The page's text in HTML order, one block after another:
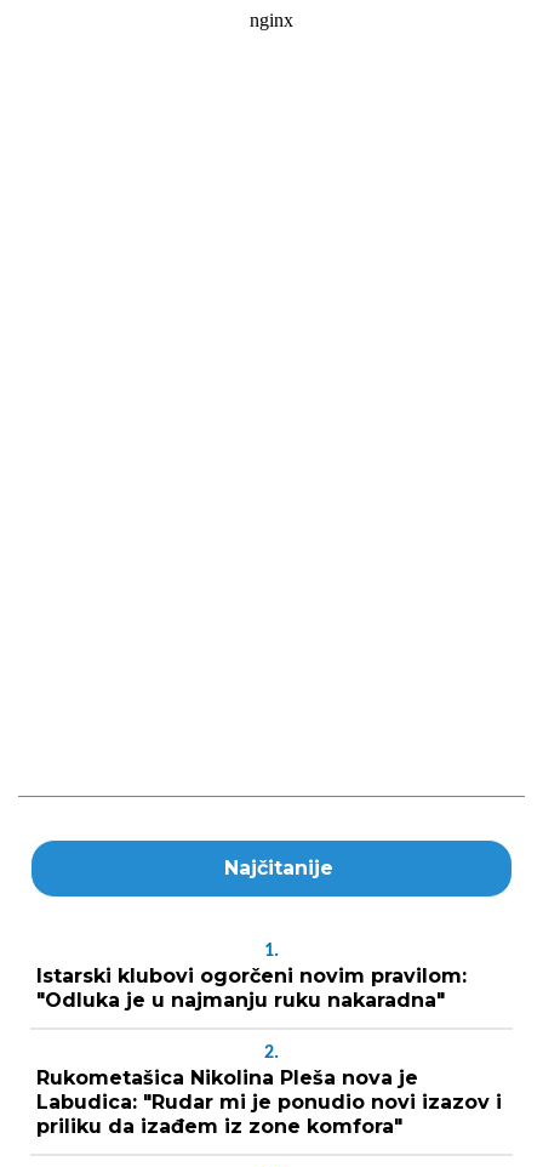
Najčitanije
1.
Istarski klubovi ogorčeni novim pravilom:
"Odluka je u najmanju ruku nakaradna"
2.
Rukometašica Nikolina Pleša nova je
Labudica: "Rudar mi je ponudio novi izazov i
priliku da izađem iz zone komfora"